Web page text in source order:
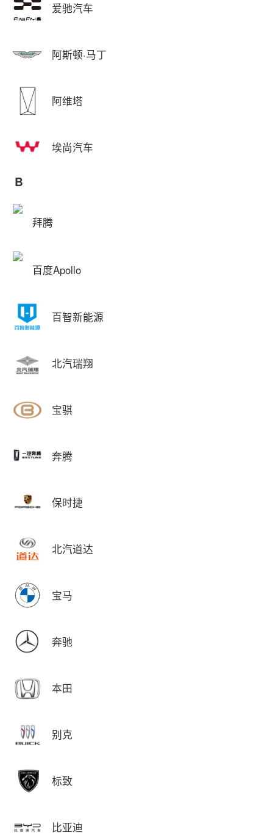
爱驰汽车
阿斯顿·马丁
阿维塔
埃尚汽车
B
拜腾
百度Apollo
百智新能源
北汽瑞翔
宝骐
奔腾
保时捷
北汽道达
宝马
奔驰
本田
别克
标致
比亚迪